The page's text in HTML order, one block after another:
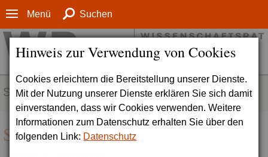
Hinweis zur Verwendung von Cookies
Cookies erleichtern die Bereitstellung unserer Dienste.
Mit der Nutzung unserer Dienste erklären Sie sich damit
einverstanden, dass wir Cookies verwenden. Weitere
Informationen zum Datenschutz erhalten Sie über den
folgenden Link: Datenschutz
Menü Suchen
SERVICE
Seite empfehlen